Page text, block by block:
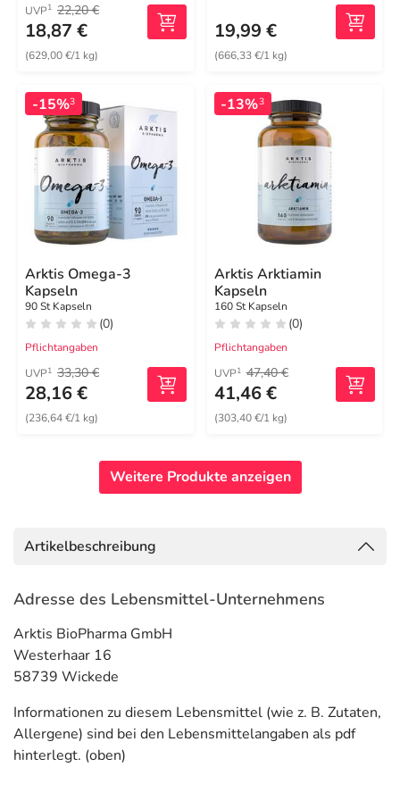
UVP1 22,20 €
18,87 €
(629,00 €/1 kg)
19,99 €
(666,33 €/1 kg)
-15%3
Arktis Omega-3
Kapseln
90 St Kapseln
(0)
Pflichtangaben
UVP1 33,30 €
28,16 €
(236,64 €/1 kg)
-13%3
Arktis Arktiamin
Kapseln
160 St Kapseln
(0)
Pflichtangaben
UVP1 47,40 €
41,46 €
(303,40 €/1 kg)
Weitere Produkte anzeigen
Artikelbeschreibung
Adresse des Lebensmittel-Unternehmens
Arktis BioPharma GmbH
Westerhaar 16
58739 Wickede
Informationen zu diesem Lebensmittel (wie z. B. Zutaten,
Allergene) sind bei den Lebensmittelangaben als pdf
hinterlegt. (oben)